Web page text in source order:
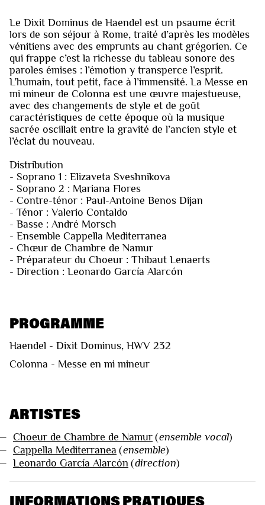
Le Dixit Dominus de Haendel est un psaume écrit
lors de son séjour à Rome, traité d’après les modèles
vénitiens avec des emprunts au chant grégorien. Ce
qui frappe c’est la richesse du tableau sonore des
paroles émises : l’émotion y transperce l’esprit.
L’humain, tout petit, face à l’immensité. La Messe en
mi mineur de Colonna est une œuvre majestueuse,
avec des changements de style et de goût
caractéristiques de cette époque où la musique
sacrée oscillait entre la gravité de l’ancien style et
l’éclat du nouveau.
Distribution
- Soprano 1 : Elizaveta Sveshnikova
- Soprano 2 : Mariana Flores
- Contre-ténor : Paul-Antoine Benos Dijan
- Ténor : Valerio Contaldo
- Basse : André Morsch
- Ensemble Cappella Mediterranea
- Chœur de Chambre de Namur
- Préparateur du Choeur : Thibaut Lenaerts
- Direction : Leonardo García Alarcón
PROGRAMME
Haendel - Dixit Dominus, HWV 232
Colonna - Messe en mi mineur
ARTISTES
Choeur de Chambre de Namur (ensemble vocal)
Cappella Mediterranea (ensemble)
Leonardo García Alarcón (direction)
INFORMATIONS PRATIQUES